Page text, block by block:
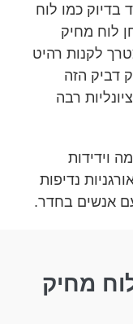
כמו לוח
לוח מחיק
לקנות רהיט
דביק הזה
רבה
וידידות
נדיפות
מחיק